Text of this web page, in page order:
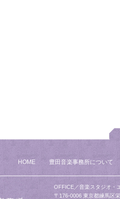
HOME 豊田音楽事務所について
OFFICE／音楽スタジオ・
〒176-0006 東京都練馬区